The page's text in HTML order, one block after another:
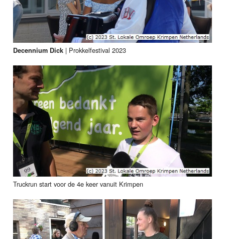
Decennium Dick | Prokkelfestival 2023
Truckrun start voor de 4e keer vanuit Krimpen